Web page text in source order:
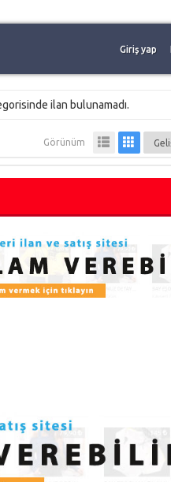
Giriş yap
ilan bulunamadı.
Görünüm